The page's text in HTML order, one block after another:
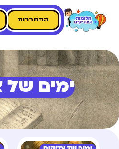
התחברות
ימים של